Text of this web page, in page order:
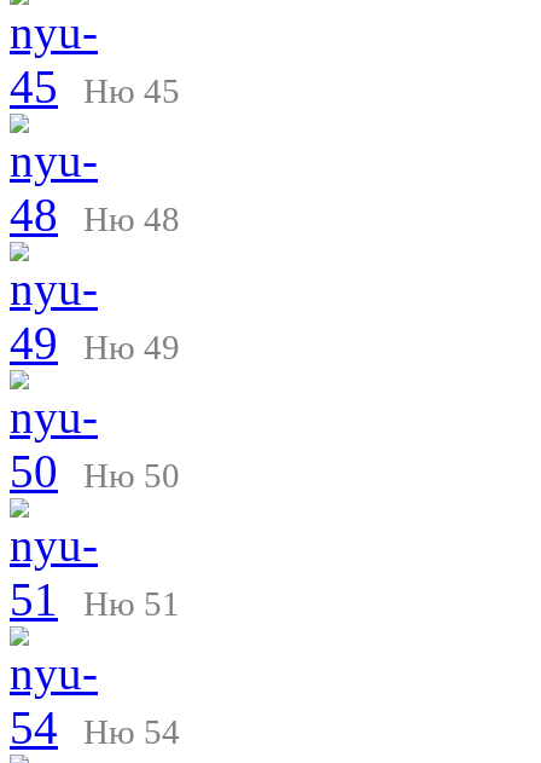
Ню 45
Ню 48
Ню 49
Ню 50
Ню 51
Ню 54